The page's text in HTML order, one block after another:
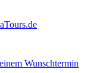
Wunschtermin